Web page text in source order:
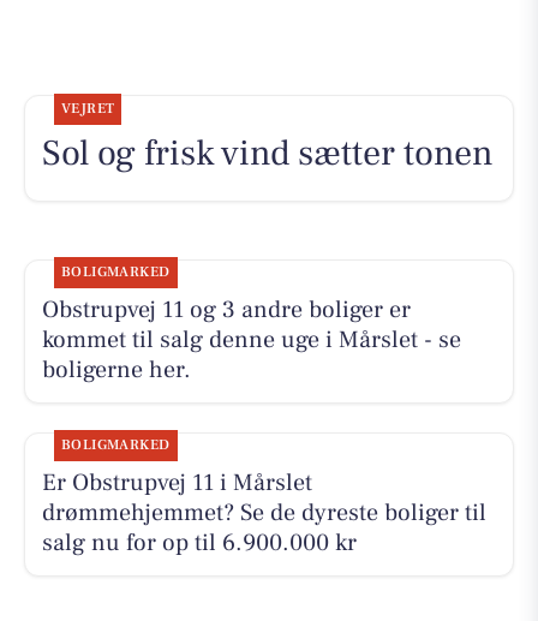
VEJRET
Sol og frisk vind sætter tonen
BOLIGMARKED
Obstrupvej 11 og 3 andre boliger er
kommet til salg denne uge i Mårslet - se
boligerne her.
BOLIGMARKED
Er Obstrupvej 11 i Mårslet
drømmehjemmet? Se de dyreste boliger til
salg nu for op til 6.900.000 kr